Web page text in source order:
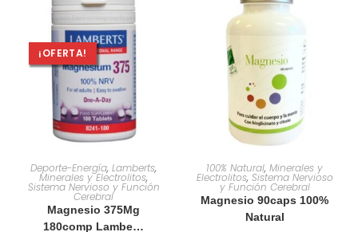
¡OFERTA!
AÑADIR AL CARRITO
Deporte-Energía, Lamberts,
Minerales y Electrolitos,
Sistema Nervioso y Función
Cerebral
Magnesio 375Mg
180comp Lambe…
AÑADIR AL CARRITO
100% Natural, Minerales y
Electrolitos, Sistema Nervioso
y Función Cerebral
Magnesio 90caps 100%
Natural